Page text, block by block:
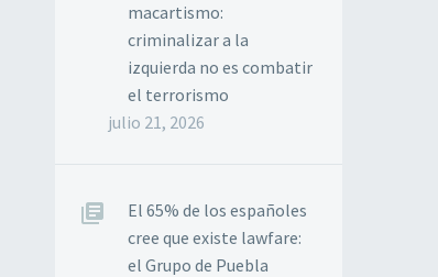
macartismo:
criminalizar a la
izquierda no es combatir
el terrorismo
julio 21, 2026
El 65% de los españoles
cree que existe lawfare:
el Grupo de Puebla